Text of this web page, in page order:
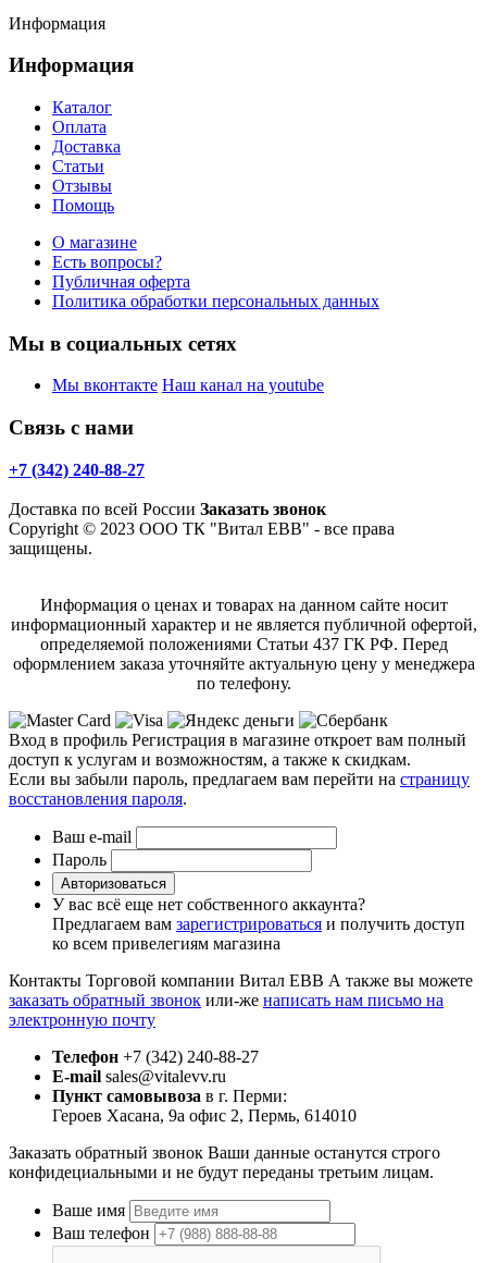
Информация
Информация
Каталог
Оплата
Доставка
Статьи
Отзывы
Помощь
О магазине
Есть вопросы?
Публичная оферта
Политика обработки персональных данных
Мы в социальных сетях
Мы вконтакте Наш канал на youtube
Связь с нами
+7 (342) 240-88-27
Доставка по всей России Заказать звонок
Copyright © 2023 ООО ТК "Витал ЕВВ" - все права
защищены.
Информация о ценах и товарах на данном сайте носит
информационный характер и не является публичной офертой,
определяемой положениями Статьи 437 ГК РФ. Перед
оформлением заказа уточняйте актуальную цену у менеджера
по телефону.
Вход в профиль Регистрация в магазине откроет вам полный
доступ к услугам и возможностям, а также к скидкам.
Если вы забыли пароль, предлагаем вам перейти на страницу
восстановления пароля.
Ваш e-mail
Пароль
Авторизоваться
У вас всё еще нет собственного аккаунта?
Предлагаем вам зарегистрироваться и получить доступ
ко всем привелегиям магазина
Контакты Торговой компании Витал ЕВВ А также вы можете
заказать обратный звонок или-же написать нам письмо на
электронную почту
Телефон +7 (342) 240-88-27
E-mail sales@vitalevv.ru
Пункт самовывоза в г. Перми:
Героев Хасана, 9а офис 2, Пермь, 614010
Заказать обратный звонок Ваши данные останутся строго
конфидециальными и не будут переданы третьим лицам.
Ваше имя
Ваш телефон